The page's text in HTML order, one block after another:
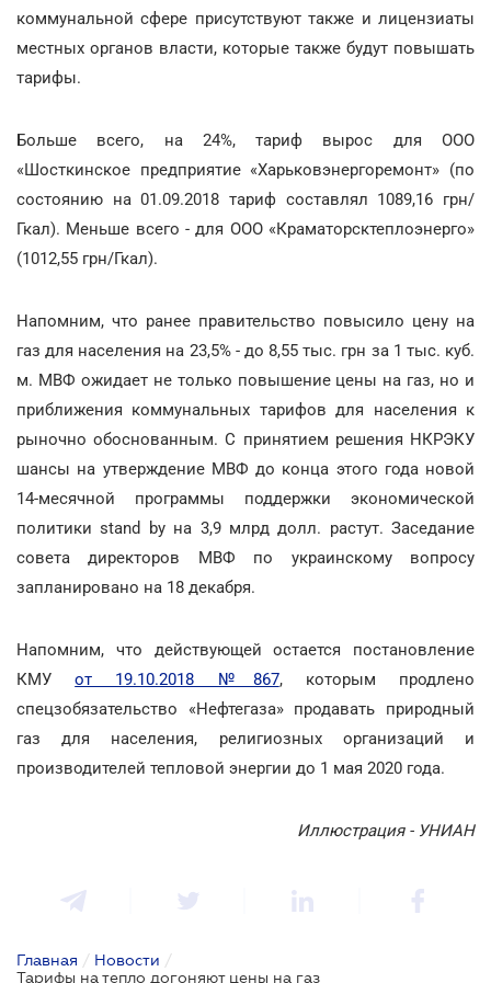
коммунальной сфере присутствуют также и лицензиаты
местных органов власти, которые также будут повышать
тарифы.
Больше всего, на 24%, тариф вырос для ООО
«Шосткинское предприятие «Харьковэнергоремонт» (по
состоянию на 01.09.2018 тариф составлял 1089,16 грн/
Гкал). Меньше всего - для ООО «Краматорсктеплоэнерго»
(1012,55 грн/Гкал).
Напомним, что ранее правительство повысило цену на
газ для населения на 23,5% - до 8,55 тыс. грн за 1 тыс. куб.
м. МВФ ожидает не только повышение цены на газ, но и
приближения коммунальных тарифов для населения к
рыночно обоснованным. С принятием решения НКРЭКУ
шансы на утверждение МВФ до конца этого года новой
14-месячной программы поддержки экономической
политики stand by на 3,9 млрд долл. растут. Заседание
совета директоров МВФ по украинскому вопросу
запланировано на 18 декабря.
Напомним, что действующей остается постановление
КМУот 19.10.2018 №867, которым продлено
спецзобязательство «Нефтегаза» продавать природный
газ для населения, религиозных организаций и
производителей тепловой энергии до 1 мая 2020 года.
Иллюстрация - УНИАН
Главная / Новости /
Тарифы на тепло догоняют цены на газ